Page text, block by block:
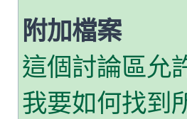
附加檔案
這個討論區允
我要如何找到